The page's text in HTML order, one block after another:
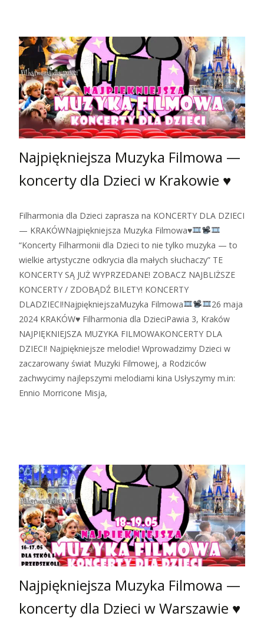
Najpiękniejsza Muzyka Filmowa —
koncerty dla Dzieci w Krakowie ♥
Filharmonia dla Dzieci zaprasza na KONCERTY DLA DZIECI
— KRAKÓWNajpiękniejsza Muzyka Filmowa♥
“Koncerty Filharmonii dla Dzieci to nie tylko muzyka — to
wielkie artystyczne odkrycia dla małych słuchaczy” TE
KONCERTY SĄ JUŻ WYPRZEDANE! ZOBACZ NAJBLIŻSZE
KONCERTY / ZDOBĄDŹ BILETY! KONCERTY
DLADZIECI!NajpiękniejszaMuzyka Filmowa
26 maja
2024 KRAKÓW♥ Filharmonia dla DzieciPawia 3, Kraków
NAJPIĘKNIEJSZA MUZYKA FILMOWAKONCERTY DLA
DZIECI! Najpiękniejsze melodie! Wprowadzimy Dzieci w
zaczarowany świat Muzyki Filmowej, a Rodziców
zachwycimy najlepszymi melodiami kina Usłyszymy m.in:
Ennio Morricone Misja,
Najpiękniejsza Muzyka Filmowa —
koncerty dla Dzieci w Warszawie ♥